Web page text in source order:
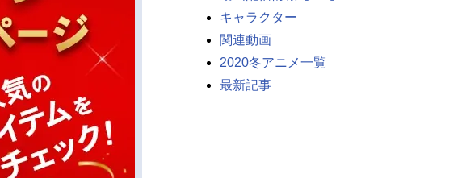
キャラクター
関連動画
2020冬アニメ一覧
最新記事